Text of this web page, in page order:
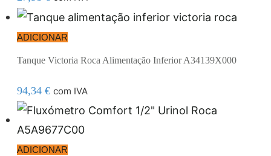
ADICIONAR
Tanque Victoria Roca Alimentação Inferior A34139X000
94,34 € com IVA
ADICIONAR